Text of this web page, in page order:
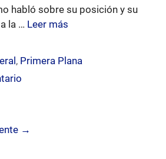
habló sobre su posición y su
la … Leer más
, Primera Plana
→